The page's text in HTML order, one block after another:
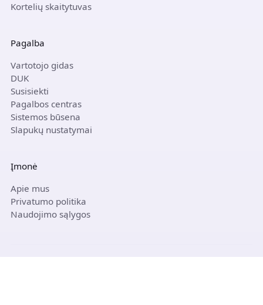
Kortelių skaitytuvas
Pagalba
Vartotojo gidas
DUK
Susisiekti
Pagalbos centras
Sistemos būsena
Slapukų nustatymai
Įmonė
Apie mus
Privatumo politika
Naudojimo sąlygos